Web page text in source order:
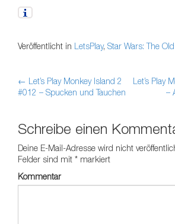
Veröffentlicht in LetsPlay, Star Wars: The
Artikel-
← Let’s Play Monkey Island 2
#012 – Spucken und Tauchen
Let’s Play
–
Schreibe einen
Deine E-Mail-Adresse wird nicht
Felder sind mit * markiert
Kommentar